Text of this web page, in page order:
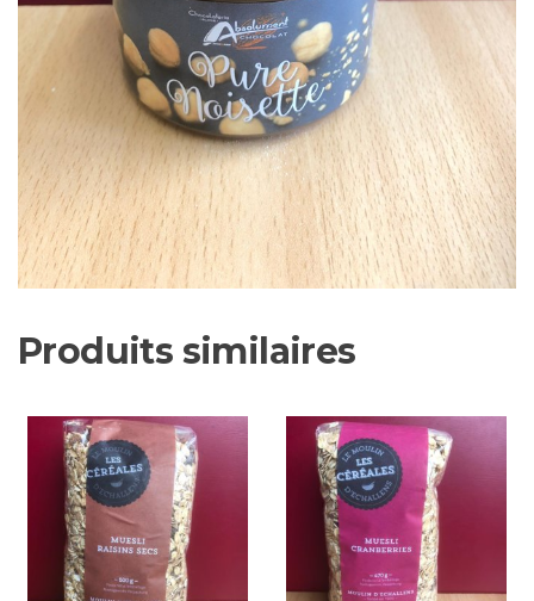
Produits similaires